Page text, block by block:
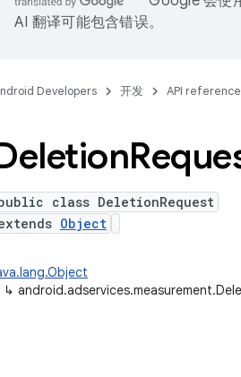
AI 翻译可能包含错误。
Developers 开发 API reference
class DeletionRequest
Object
↳